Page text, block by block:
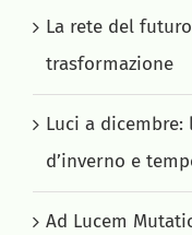
CAMBIAMENTO
BELLESSERE
La rete del
trasformazione
Luci a
d’inverno e
Ad Lucem